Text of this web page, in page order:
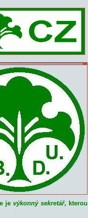
by si ji nechat ujít.
jevýkonný sekretář, kterou